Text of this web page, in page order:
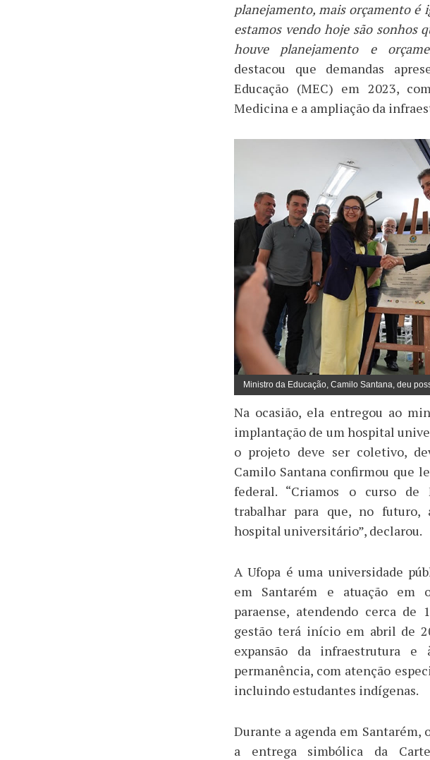
planejamento, mais orçamento é
estamos vendo hoje são sonhos
houve planejamento e
destacou que demandas
Educação (MEC) em 2023,
Medicina e a ampliação da
Ministro da Educação, Camilo Santana, deu
Na ocasião, ela entregou ao
implantação de um hospital
o projeto deve ser coletivo,
Camilo Santana confirmou que
federal. “Criamos o curso de
trabalhar para que, no futuro,
hospital universitário”, declarou.
A Ufopa é uma universidade
em Santarém e atuação em
paraense, atendendo cerca de
gestão terá início em abril de
expansão da infraestrutura
permanência, com atenção
incluindo estudantes indígenas.
Durante a agenda em
a entrega simbólica da